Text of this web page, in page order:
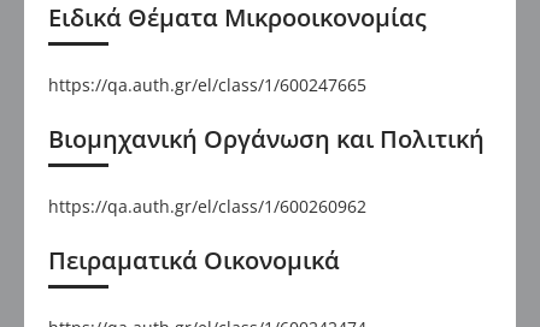
Ειδικά Θέματα Μικροοικονομίας
https://qa.auth.gr/el/class/1/600247665
Βιομηχανική Οργάνωση και Πολιτική
https://qa.auth.gr/el/class/1/600260962
Πειραματικά Οικονομικά